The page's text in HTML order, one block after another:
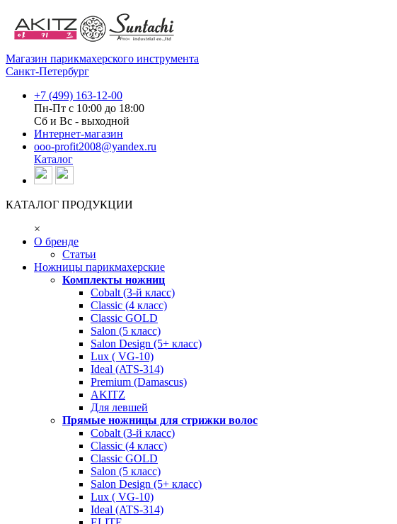
Магазин парикмахерского инструмента
Санкт-Петербург
+7 (499) 163-12-00
Пн-Пт с 10:00 до 18:00
Сб и Вс - выходной
Интернет-магазин
ooo-profit2008@yandex.ru
Каталог
КАТАЛОГ ПРОДУКЦИИ
×
О бренде
Статьи
Ножницы парикмахерские
Комплекты ножниц
Cobalt (3-й класс)
Classic (4 класс)
Classic GOLD
Salon (5 класс)
Salon Design (5+ класс)
Lux ( VG-10)
Ideal (ATS-314)
Premium (Damascus)
AKITZ
Для левшей
Прямые ножницы для стрижки волос
Cobalt (3-й класс)
Classic (4 класс)
Classic GOLD
Salon (5 класс)
Salon Design (5+ класс)
Lux ( VG-10)
Ideal (ATS-314)